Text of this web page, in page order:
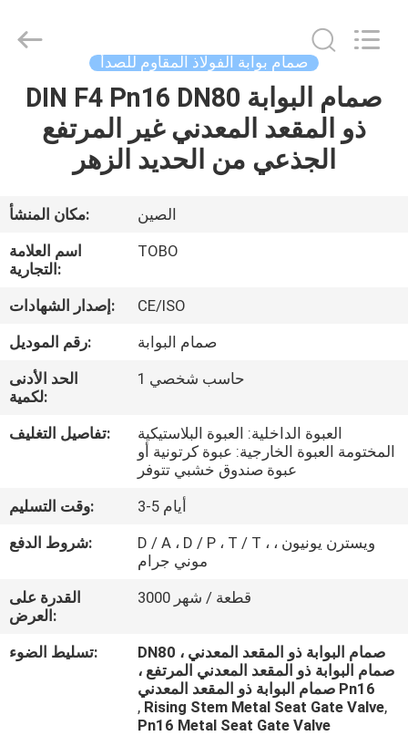
الصفحة
الرئيسية
معلومات
عنا
جولة
في
المعمل
اتصل
اطلب
اقتباس
للصدأ
المزود.
valve.com.
صمام بوابة الفولاذ المقاوم للصدأ
DIN F4 Pn16 DN80 صمام البوابة
ذو المقعد المعدني غير المرتفع
الجذعي من الحديد الزهر
مكان المنشأ:
الصين
اسم العلامة
التجارية:
TOBO
إصدار الشهادات:
CE/ISO
رقم الموديل:
صمام البوابة
الحد الأدنى
لكمية:
حاسب شخصي 1
تفاصيل التغليف:
العبوة الداخلية: العبوة البلاستيكية
المختومة العبوة الخارجية: عبوة كرتونية أو
عبوة صندوق خشبي تتوفر
وقت التسليم:
3-5 أيام
شروط الدفع:
D / A ، D / P ، T / T ، ويسترن يونيون ،
موني جرام
القدرة على
العرض:
3000 قطعة / شهر
تسليط الضوء:
DN80 صمام البوابة ذو المقعد المعدني ،
صمام البوابة ذو المقعد المعدني المرتفع ،
صمام البوابة ذو المقعد المعدني Pn16
, Rising Stem Metal Seat Gate Valve,
Pn16 Metal Seat Gate Valve